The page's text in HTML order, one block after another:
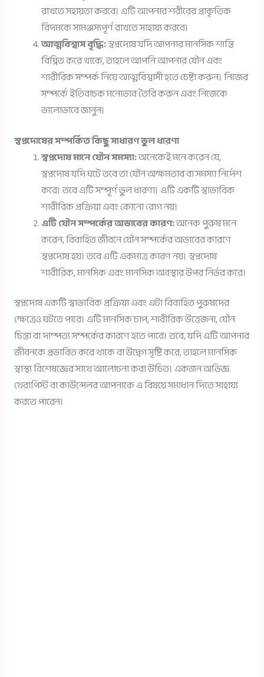
রাখতে সহায়তা করবে। এটি আপনার শরীরের প্রাকৃতিক
রিদমকে সামঞ্জস্যপূর্ণ রাখতে সাহায্য করবে।
আত্মবিশ্বাস বৃদ্ধি:স্বপ্নদোষ যদি আপনার মানসিক শান্তি
বিঘ্নিত করে থাকে, তাহলে আপনি আপনার যৌন এবং
শারীরিক সম্পর্ক নিয়ে আত্মবিশ্বাসী হতে চেষ্টা করুন। নিজের
সম্পর্কে ইতিবাচক মনোভাব তৈরি করুন এবং নিজেকে
ভালোভাবে জানুন।
স্বপ্নদোষের সম্পর্কিত কিছু সাধারণ ভুল ধারণা
স্বপ্নদোষ মানে যৌন সমস্যা:অনেকেই মনে করেন যে,
স্বপ্নদোষ যদি ঘটে তবে তা যৌন অক্ষমতার বা সমস্যা নির্দেশ
করে। তবে এটি সম্পূর্ণ ভুল ধারণা। এটি একটি স্বাভাবিক
শারীরিক প্রক্রিয়া এবং কোনো রোগ নয়।
এটি যৌন সম্পর্কের অভাবের কারণ:অনেক পুরুষ মনে
করেন, বিবাহিত জীবনে যৌন সম্পর্কের অভাবের কারণে
স্বপ্নদোষ হয়। তবে এটি একমাত্র কারণ নয়। স্বপ্নদোষ
শারীরিক, মানসিক এবং মানসিক অবস্থার উপর নির্ভর করে।
স্বপ্নদোষ একটি স্বাভাবিক প্রক্রিয়া এবং এটা বিবাহিত পুরুষদের
ক্ষেত্রেও ঘটতে পারে। এটি মানসিক চাপ, শারীরিক উত্তেজনা, যৌন
চিন্তা বা দাম্পত্য সম্পর্কের কারণে হতে পারে। তবে, যদি এটি আপনার
জীবনকে প্রভাবিত করে থাকে বা উদ্বেগ সৃষ্টি করে, তাহলে মানসিক
স্বাস্থ্য বিশেষজ্ঞের সাথে আলোচনা করা উচিত। একজন অভিজ্ঞ
থেরাপিস্ট বা কাউন্সেলর আপনাকে এ বিষয়ে সমাধান দিতে সাহায্য
করতে পারেন।